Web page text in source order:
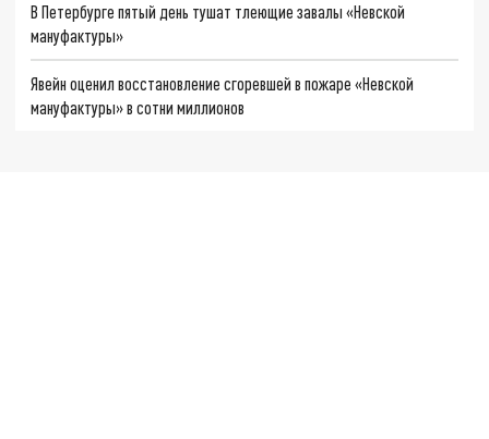
В Петербурге пятый день тушат тлеющие завалы «Невской
мануфактуры»
Явейн оценил восстановление сгоревшей в пожаре «Невской
мануфактуры» в сотни миллионов